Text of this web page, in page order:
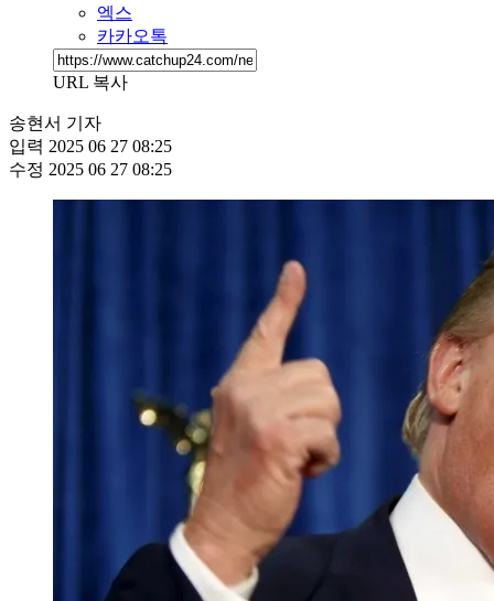
엑스
카카오톡
URL 복사
송현서 기자
입력 2025 06 27 08:25
수정 2025 06 27 08:25